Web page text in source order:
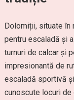
Dolomiții, situate în
pentru escaladă și
turnuri de calcar și
impresionantă de
escaladă sportivă
cunoscute locuri